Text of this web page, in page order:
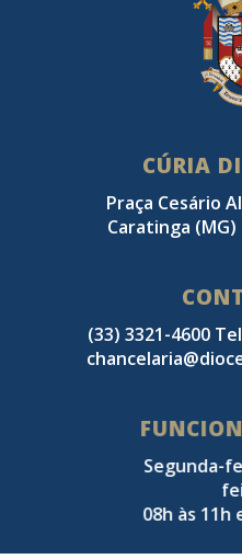
CÚRIA
Praça Cesário
Caratinga (MG)
(33) 3321-4600
Segunda-
08h às 11h